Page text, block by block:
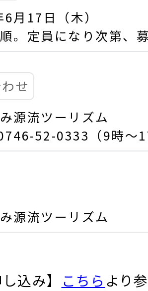
月17日（木）
。定員になり次第、
せ
源流ツーリズム
52-0333（9時～
源流ツーリズム
込み】 こちら より